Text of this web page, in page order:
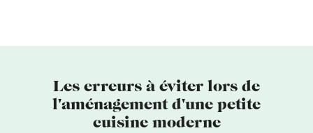
Les erreurs à éviter lors de
l'aménagement d'une petite
cuisine moderne